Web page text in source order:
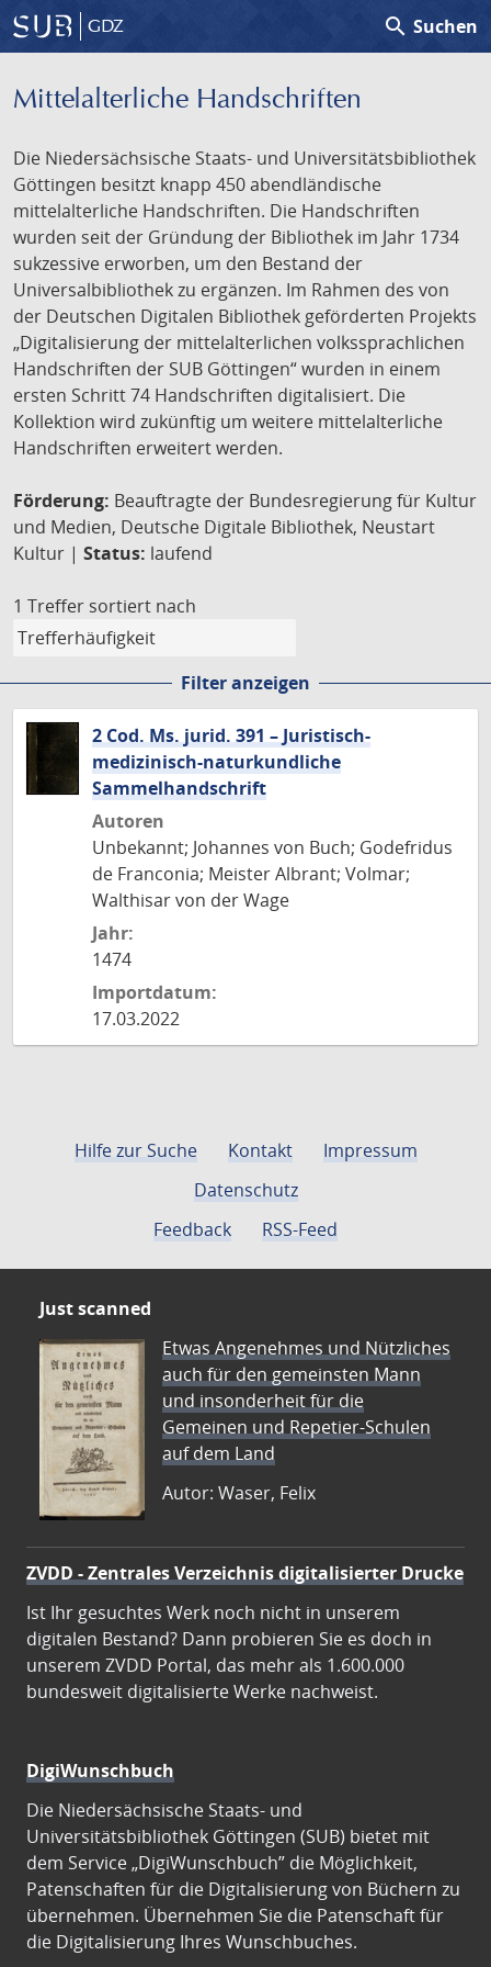
GDZ search Suchen
Mittelalterliche Handschriften
Die Niedersächsische Staats- und Universitätsbibliothek
Göttingen besitzt knapp 450 abendländische
mittelalterliche Handschriften. Die Handschriften
wurden seit der Gründung der Bibliothek im Jahr 1734
sukzessive erworben, um den Bestand der
Universalbibliothek zu ergänzen. Im Rahmen des von
der Deutschen Digitalen Bibliothek geförderten Projekts
„Digitalisierung der mittelalterlichen volkssprachlichen
Handschriften der SUB Göttingen“ wurden in einem
ersten Schritt 74 Handschriften digitalisiert. Die
Kollektion wird zukünftig um weitere mittelalterliche
Handschriften erweitert werden.
Förderung: Beauftragte der Bundesregierung für Kultur
und Medien, Deutsche Digitale Bibliothek, Neustart
Kultur | Status: laufend
1 Treffer sortiert nach
Filter anzeigen
2 Cod. Ms. jurid. 391 – Juristisch-
medizinisch-naturkundliche
Sammelhandschrift
Autoren
Unbekannt; Johannes von Buch; Godefridus
de Franconia; Meister Albrant; Volmar;
Walthisar von der Wage
Jahr:
1474
Importdatum:
17.03.2022
Hilfe zur Suche Kontakt
Impressum
Datenschutz
Feedback
RSS-Feed
Just scanned
Etwas Angenehmes und Nützliches
auch für den gemeinsten Mann
und insonderheit für die
Gemeinen und Repetier-Schulen
auf dem Land
Autor: Waser, Felix
ZVDD - Zentrales Verzeichnis digitalisierter Drucke
Ist Ihr gesuchtes Werk noch nicht in unserem
digitalen Bestand? Dann probieren Sie es doch in
unserem ZVDD Portal, das mehr als 1.600.000
bundesweit digitalisierte Werke nachweist.
DigiWunschbuch
Die Niedersächsische Staats- und
Universitätsbibliothek Göttingen (SUB) bietet mit
dem Service „DigiWunschbuch” die Möglichkeit,
Patenschaften für die Digitalisierung von Büchern zu
übernehmen. Übernehmen Sie die Patenschaft für
die Digitalisierung Ihres Wunschbuches.